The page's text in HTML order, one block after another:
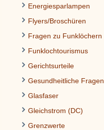
Energiesparlampen
Flyers/Broschüren
Fragen zu Funklöchern
Funklochtourismus
Gerichtsurteile
Gesundheitliche Fragen
Glasfaser
Gleichstrom (DC)
Grenzwerte